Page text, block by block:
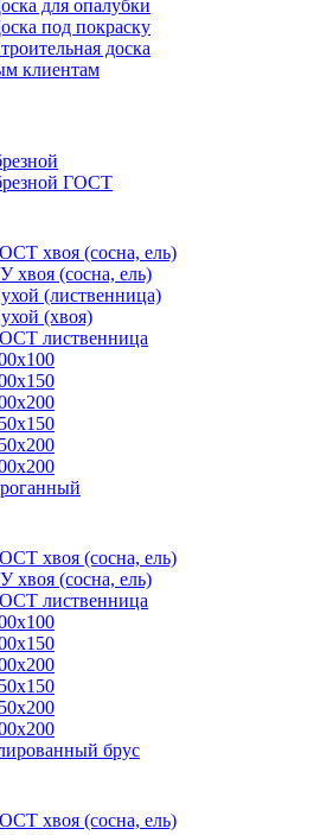
для опалубки
под покраску
доска
клиентам
ГОСТ
хвоя (сосна, ель)
хвоя (сосна, ель)
(лиственница)
(хвоя)
лиственница
хвоя (сосна, ель)
хвоя (сосна, ель)
лиственница
брус
хвоя (сосна, ель)